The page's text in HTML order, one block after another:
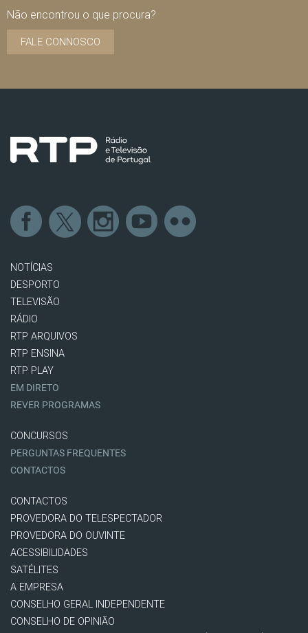
Não encontrou o que procura?
FALE CONNOSCO
NOTÍCIAS
DESPORTO
TELEVISÃO
RÁDIO
RTP ARQUIVOS
RTP ENSINA
RTP PLAY
EM DIRETO
REVER PROGRAMAS
CONCURSOS
PERGUNTAS FREQUENTES
CONTACTOS
CONTACTOS
PROVEDORA DO TELESPECTADOR
PROVEDORA DO OUVINTE
ACESSIBILIDADES
SATÉLITES
A EMPRESA
CONSELHO GERAL INDEPENDENTE
CONSELHO DE OPINIÃO